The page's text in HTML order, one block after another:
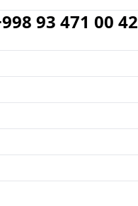
93 471 00 42